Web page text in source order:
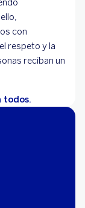
con
respeto y la
reciban un
todos.